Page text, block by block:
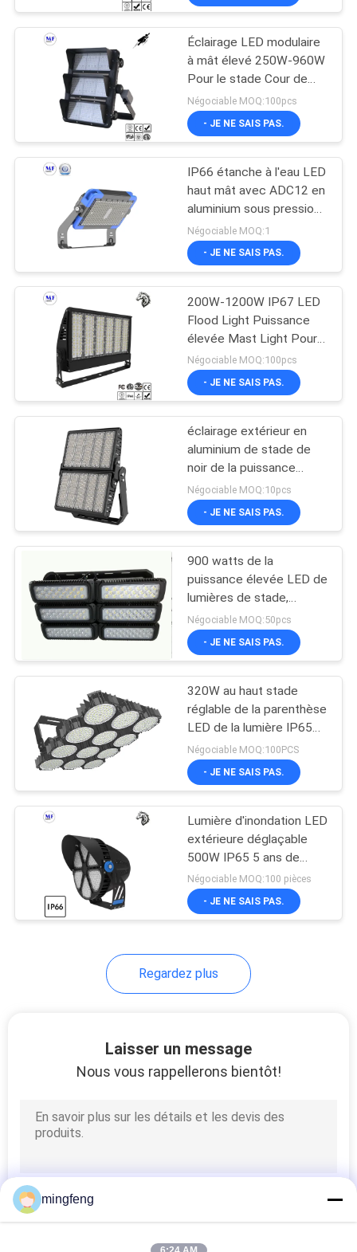
Led Light Tunnel
57
LED feux de route
Lumière de
recherche à LED
Lumière
d'obstruction
d'aviation de LED
Lumière LED à tracé
74
modulable
A conduit l'éclairage
extérieur paysage
Éclairage LED modulaire
à mât élevé 250W-960W
Pour le stade Cour de
tennis Golf Basketball
Football Cour de football
Négociable MOQ:100pcs
- JE NE SAIS PAS.
IP66 étanche à l'eau LED
haut mât avec ADC12 en
aluminium sous pression
pour le sport de stade
Négociable MOQ:1
- JE NE SAIS PAS.
200W-1200W IP67 LED
Flood Light Puissance
élevée Mast Light Pour
le site de construction
de stades Tour grue
Négociable MOQ:100pcs
- JE NE SAIS PAS.
éclairage extérieur en
aluminium de stade de
noir de la puissance
500W élevée,
projecteurs d'au sol de
sports de LED
Négociable MOQ:10pcs
- JE NE SAIS PAS.
900 watts de la
puissance élevée LED de
lumières de stade,
lumières d'inondation
extérieures modulaires
d'IP65 155lm/w LED
Négociable MOQ:50pcs
- JE NE SAIS PAS.
320W au haut stade
réglable de la parenthèse
LED de la lumière IP65
de mât de 1300W LED
s'allume
Négociable MOQ:100PCS
- JE NE SAIS PAS.
Lumière d'inondation LED
extérieure déglaçable
500W IP65 5 ans de
garantie
3000K/40000/5000K/6000K
haute luminosité
Négociable MOQ:100 pièces
- JE NE SAIS PAS.
Regardez plus
Laisser un message
Nous vous rappellerons bientôt!
mingfeng